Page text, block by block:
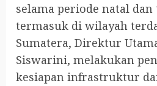
selama periode natal
termasuk di wilayah
Sumatera, Direktur
Siswarini, melakukan
kesiapan infrastruktur